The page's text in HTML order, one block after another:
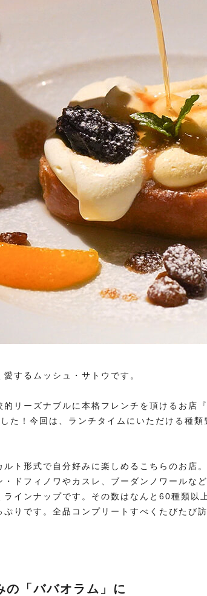
するムッシュ・サトウです。
リーズナブルに本格フレンチを頂けるお店
た！今回は、ランチタイムにいただける種類
ト形式で自分好みに楽しめるこちらのお店
ドフィノワやカスレ、ブーダンノワールな
インナップです。その数はなんと60種類以
りです。全品コンプリートすべくたびたび
の「ババオラム」に